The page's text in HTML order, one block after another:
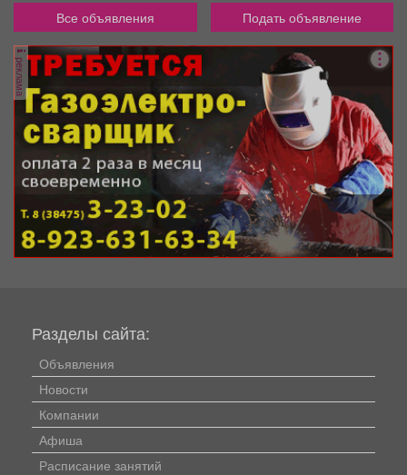
Все объявления Подать объявление
реклама
Разделы сайта:
Объявления
Новости
Компании
Афиша
Расписание занятий